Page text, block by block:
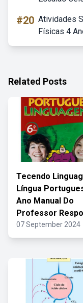
#20 Atividades
Físicas 4
Related Posts
Tecendo
Língua
Ano Manual Do
Professor
07 September 2024